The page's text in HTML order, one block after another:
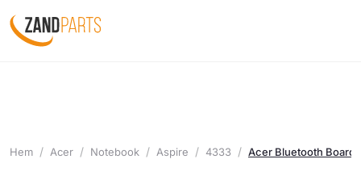
Hem Acer Notebook Aspire 4333 Acer Bluetooth Board